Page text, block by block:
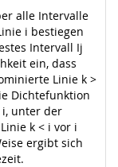
alle Intervalle
i bestiegen
Intervall Ij
ein, dass
Linie k >
Dichtefunktion
unter der
k < i vor i
ergibt sich